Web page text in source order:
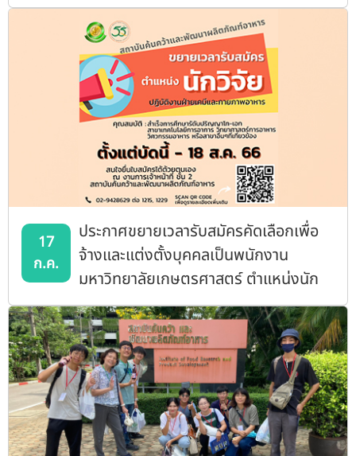
17
ก.ค.
ประกาศขยายเวลารับสมัครคัดเลือกเพื่อ
จ้างและแต่งตั้งบุคคลเป็นพนักงาน
มหาวิทยาลัยเกษตรศาสตร์ ตำแหน่งนัก
วิจัย